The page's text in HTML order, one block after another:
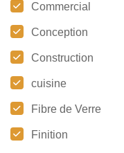
Commercial
Conception
Construction
cuisine
Fibre de Verre
Finition